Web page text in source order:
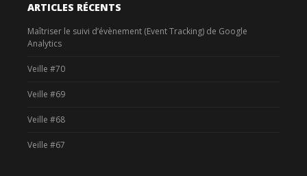
ARTICLES RÉCENTS
Maîtriser le suivi d’évènement (Event Tracking) de Google
Analytics
Veille #70
Veille #69
Veille #68
Veille #67